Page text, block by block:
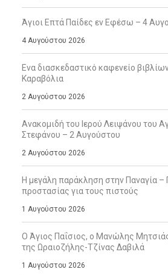
Άγιοι Επτά Παίδες εν Εφέσω – 4
4 Αυγούστου 2026
Ενα διασκεδαστικό καφενείο
Καραβόλια
2 Αυγούστου 2026
Ανακομιδή του Ιερού Λειψάνου του
Στεφάνου – 2 Αυγούστου
2 Αυγούστου 2026
Η μεγάλη παράκληση στην Παναγία –
προστασίας για τους πιστούς
1 Αυγούστου 2026
Ο Άγιος Παΐσιος, ο Μανώλης Μητσιάς
της Ωραιοζήλης-Τζίνας Δαβιλά
1 Αυγούστου 2026